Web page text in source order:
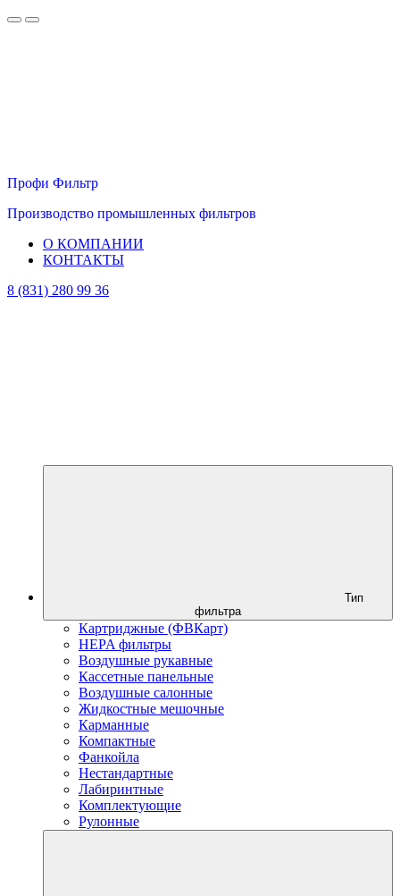
Профи Фильтр
Производство промышленных фильтров
О КОМПАНИИ
КОНТАКТЫ
8 (831) 280 99 36
фильтра
Картриджные (ФВКарт)
HEPA фильтры
Воздушные рукавные
Кассетные панельные
Воздушные салонные
Жидкостные мешочные
Карманные
Компактные
Фанкойла
Нестандартные
Лабиринтные
Комплектующие
Рулонные